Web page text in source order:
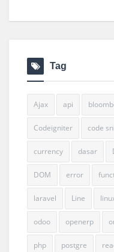
Tag
Ajax api
Codeigniter code
currency dasar
DOM error
laravel Line
odoo openerp
php postgre